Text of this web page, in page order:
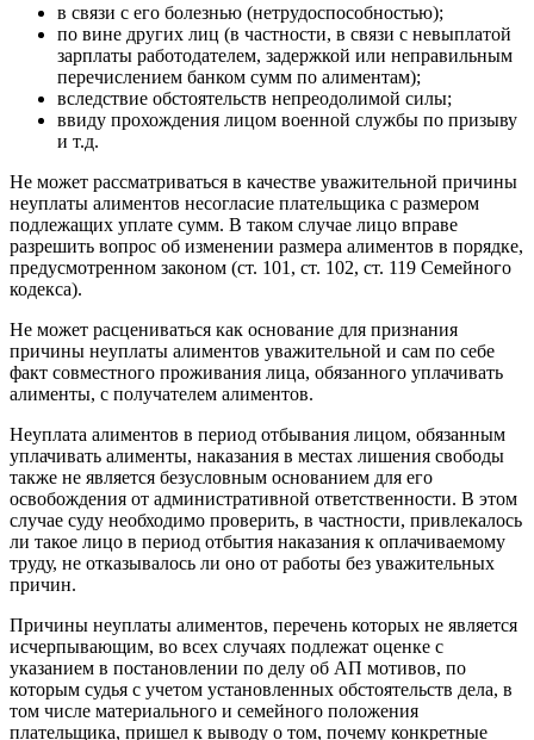
в связи с его болезнью (нетрудоспособностью);
по вине других лиц (в частности, в связи с невыплатой
зарплаты работодателем, задержкой или неправильным
перечислением банком сумм по алиментам);
вследствие обстоятельств непреодолимой силы;
ввиду прохождения лицом военной службы по призыву
и т.д.
Не может рассматриваться в качестве уважительной причины
неуплаты алиментов несогласие плательщика с размером
подлежащих уплате сумм. В таком случае лицо вправе
разрешить вопрос об изменении размера алиментов в порядке,
предусмотренном законом (ст. 101, ст. 102, ст. 119 Семейного
кодекса).
Не может расцениваться как основание для признания
причины неуплаты алиментов уважительной и сам по себе
факт совместного проживания лица, обязанного уплачивать
алименты, с получателем алиментов.
Неуплата алиментов в период отбывания лицом, обязанным
уплачивать алименты, наказания в местах лишения свободы
также не является безусловным основанием для его
освобождения от административной ответственности. В этом
случае суду необходимо проверить, в частности, привлекалось
ли такое лицо в период отбытия наказания к оплачиваемому
труду, не отказывалось ли оно от работы без уважительных
причин.
Причины неуплаты алиментов, перечень которых не является
исчерпывающим, во всех случаях подлежат оценке с
указанием в постановлении по делу об АП мотивов, по
которым судья с учетом установленных обстоятельств дела, в
том числе материального и семейного положения
плательщика, пришел к выводу о том, почему конкретные